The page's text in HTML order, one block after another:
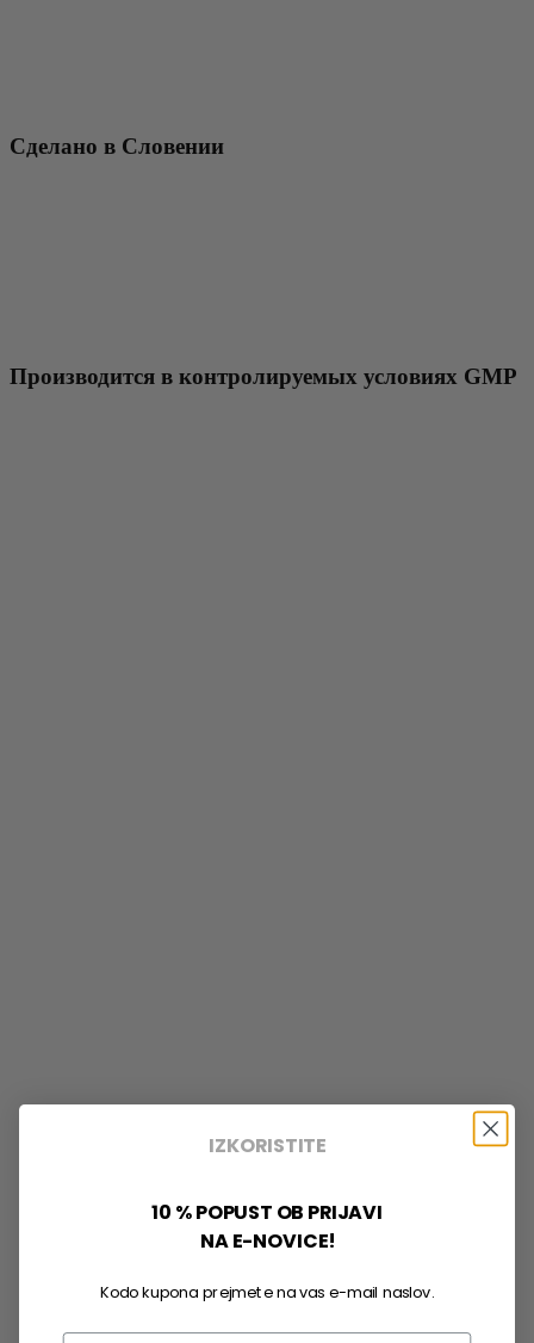
Сделано в Словении
Производится в контролируемых условиях GMP
IZKORISTITE
10 % POPUST OB PRIJAVI
NA E-NOVICE!
Kodo kupona prejmete na vas e-mail naslov.